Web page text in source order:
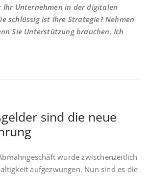
Ihr Unternehmen in der digitalen
schlüssig ist Ihre Strategie? Nehmen
Sie Unterstützung brauchen. Ich
sind die neue
wurde zwischenzeitlich
aufgezwungen. Nun sind es die